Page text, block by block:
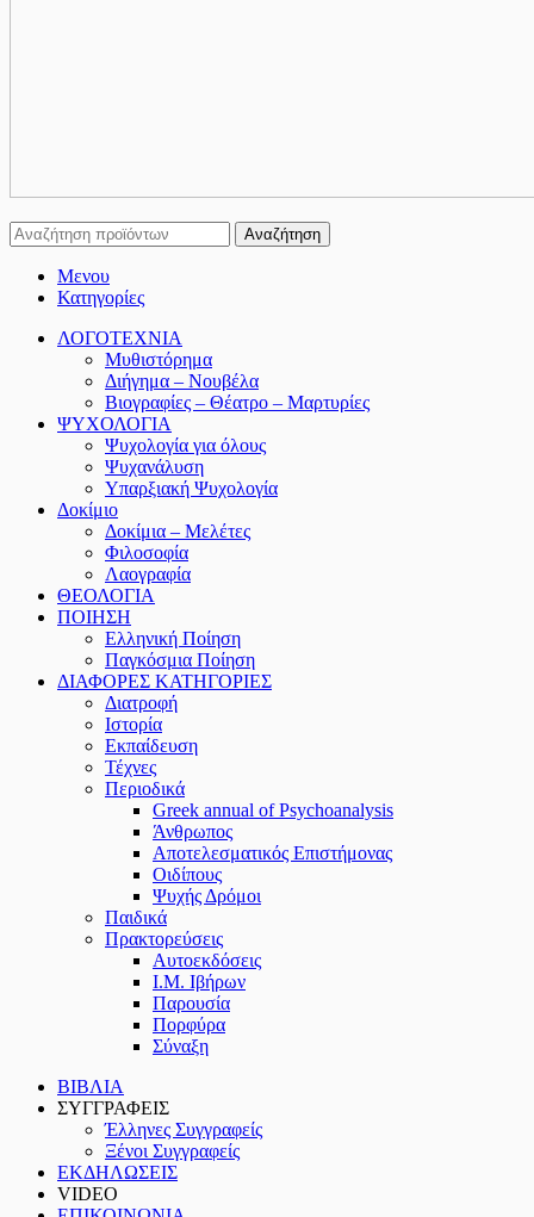
Αναζήτηση
Μενου
Κατηγορίες
ΛΟΓΟΤΕΧΝΙΑ
Μυθιστόρημα
Διήγημα – Νουβέλα
Βιογραφίες – Θέατρο – Μαρτυρίες
ΨΥΧΟΛΟΓΙΑ
Ψυχολογία για όλους
Ψυχανάλυση
Υπαρξιακή Ψυχολογία
Δοκίμιο
Δοκίμια – Μελέτες
Φιλοσοφία
Λαογραφία
ΘΕΟΛΟΓΙΑ
ΠΟΙΗΣΗ
Ελληνική Ποίηση
Παγκόσμια Ποίηση
ΔΙΑΦΟΡΕΣ ΚΑΤΗΓΟΡΙΕΣ
Διατροφή
Ιστορία
Εκπαίδευση
Τέχνες
Περιοδικά
Greek annual of Psychoanalysis
Άνθρωπος
Αποτελεσματικός Επιστήμονας
Οιδίπους
Ψυχής Δρόμοι
Παιδικά
Πρακτoρεύσεις
Αυτοεκδόσεις
Ι.Μ. Ιβήρων
Παρουσία
Πορφύρα
Σύναξη
ΒΙΒΛΙΑ
ΣΥΓΓΡΑΦΕΙΣ
Έλληνες Συγγραφείς
Ξένοι Συγγραφείς
ΕΚΔΗΛΩΣΕΙΣ
VIDEO